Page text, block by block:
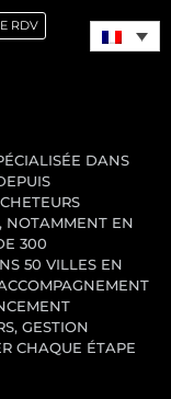
RDV
DANS
NOTAMMENT EN
300
50 VILLES EN
GESTION
CHAQUE ÉTAPE